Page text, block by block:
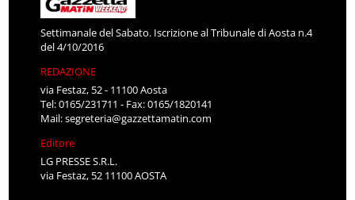
Settimanale del Sabato. Iscrizione al Tribunale di Aosta n.4
del 4/10/2016
REDAZIONE
via Festaz, 52 - 11100 Aosta
Tel: 0165/231711 - Fax: 0165/1820141
Mail:segreteria@gazzettamatin.com
Editore
LG PRESSE S.R.L.
via Festaz, 52 11100 AOSTA